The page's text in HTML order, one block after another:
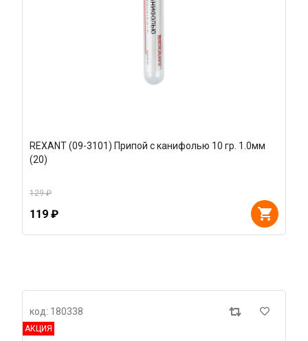
REXANT (09-3101) Припой с канифолью 10 гр. 1.0мм
(20)
129 ₽
119 ₽
код: 180338
АКЦИЯ